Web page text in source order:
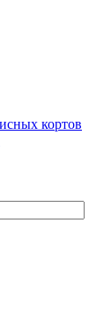
кортов